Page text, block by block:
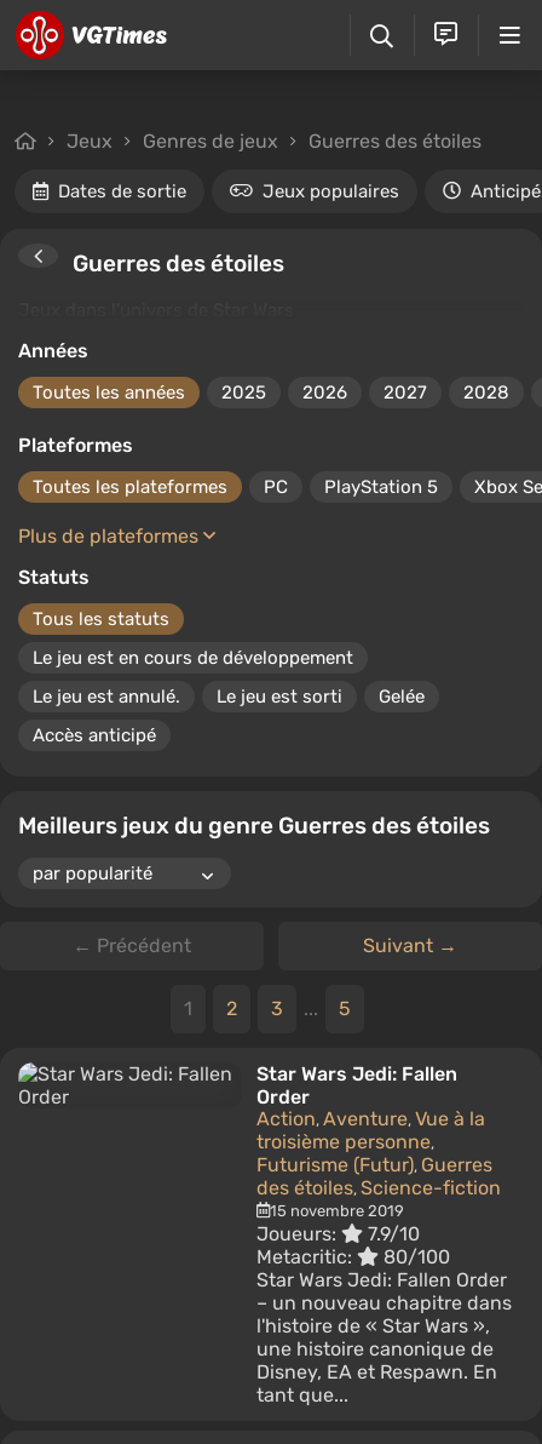
Jeux Genres de jeux Guerres des étoiles
Dates de sortie Jeux populaires Anticipé
Guerres des étoiles
En savoir plus
Années
Toutes les années 2025 2026 2027 2028
Plateformes
Toutes les plateformes PC PlayStation 5 Xbox
Plus de plateformes
Statuts
Tous les statuts
Le jeu est en cours de développement
Le jeu est annulé.
Le jeu est sorti
Gelée
Accès anticipé
Meilleurs jeux du genre Guerres des étoiles
← Précédent Suivant →
1 2 3 ... 5
Star Wars Jedi: Fallen
Order
Action, Aventure, Vue à la
troisième personne,
Futurisme (Futur), Guerres
des étoiles, Science-fiction
15 novembre 2019
Joueurs:
7.9/10
Metacritic:
80/100
Star Wars Jedi: Fallen Order
– un nouveau chapitre dans
l'histoire de « Star Wars »,
une histoire canonique de
Disney, EA et Respawn. En
tant que...